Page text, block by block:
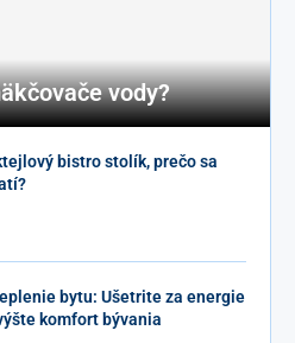
vody?
bistro stolík, prečo sa
bytu: Ušetrite za energie
komfort bývania